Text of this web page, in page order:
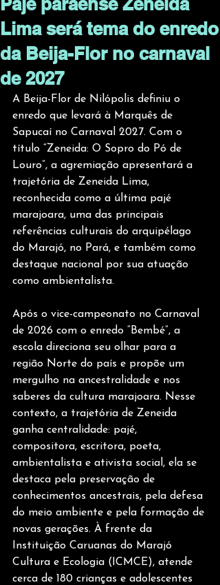
Lima será tema do enredo
da Beija-Flor no carnaval
de 2027
A Beija-Flor de Nilópolis definiu o
enredo que levará à Marquês de
Sapucaí no Carnaval 2027. Com o
título “Zeneida: O Sopro do Pó de
Louro”, a agremiação apresentará a
trajetória de Zeneida Lima,
reconhecida como a última pajé
marajoara, uma das principais
referências culturais do arquipélago
do Marajó, no Pará, e também como
destaque nacional por sua atuação
como ambientalista.
Após o vice-campeonato no Carnaval
de 2026 com o enredo “Bembé”, a
escola direciona seu olhar para a
região Norte do país e propõe um
mergulho na ancestralidade e nos
saberes da cultura marajoara. Nesse
contexto, a trajetória de Zeneida
ganha centralidade: pajé,
compositora, escritora, poeta,
ambientalista e ativista social, ela se
destaca pela preservação de
conhecimentos ancestrais, pela defesa
do meio ambiente e pela formação de
novas gerações. À frente da
Instituição Caruanas do Marajó
Cultura e Ecologia (ICMCE), atende
cerca de 180 crianças e adolescentes